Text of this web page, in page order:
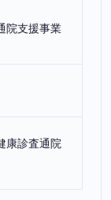
院支援事業
康診査通院